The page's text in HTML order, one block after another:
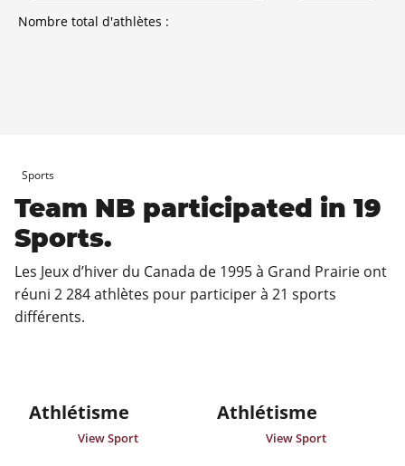
Sports
Team NB participated in 19
Sports.
Les Jeux d’hiver du Canada de 1995 à Grand Prairie ont
réuni 2 284 athlètes pour participer à 21 sports
différents.
Nombre total d'athlètes :
Athlétisme
View Sport
Athlétisme
View Sport